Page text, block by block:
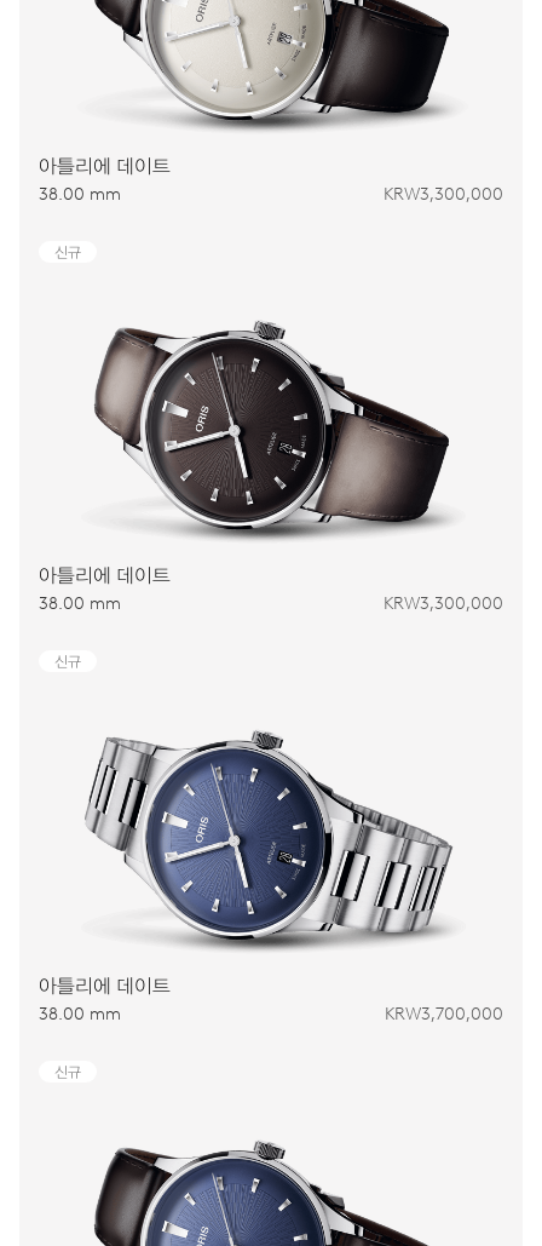
아틀리에 데이트
38.00 mm KRW3,300,000
신규
아틀리에 데이트
38.00 mm KRW3,300,000
신규
아틀리에 데이트
38.00 mm KRW3,700,000
신규